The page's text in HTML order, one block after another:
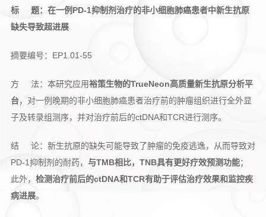
标 题：在一例PD-1抑制剂治疗的非小细胞肺癌患者中新生抗原
缺失导致超进展
摘要编号：EP1.01-55
方 法：本研究应用裕策生物的TrueNeon高质量新生抗原分析平
台，对一例晚期的非小细胞肺癌患者治疗前的肿瘤组织进行全外显
子及转录组测序，并对治疗前后的ctDNA和TCR进行测序。
结 论：新生抗原的缺失可能导致了肿瘤的免疫逃逸，从而导致对
PD-1抑制剂的耐药， 与TMB相比，TNB具有更好疗效预测功能；
此外， 检测治疗前后的ctDNA和TCR有助于评估治疗效果和监控疾
病进展。